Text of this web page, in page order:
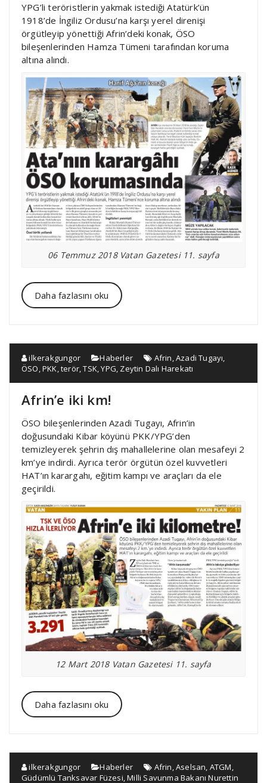
YPG’li teröristlerin yakmak istediği Atatürk’ün
1918’de İngiliz Ordusu’na karşı yerel direnişi
örgütleyip yönettiği Afrin’deki konak, ÖSO
bileşenlerinden Hamza Tümeni tarafından koruma
altına alındı.
06 Temmuz 2018 Vatan Gazetesi 11. sayfa
Daha fazlasını oku
ilkerakgungor Haberler Afrin,Azadi Tugayı,
ÖSO,PKK,terör,TSK,YPG, Zeytin Dalı Harekatı
Afrin’e iki km!
ÖSO bileşenlerinden Azadi Tugayı, Afrin’in
doğusundaki Kibar köyünü PKK/YPG’den
temizleyerek şehrin dış mahallelerine olan mesafeyi 2
km’ye indirdi. Ayrıca terör örgütün özel kuvvetleri
HAT’ın karargahı, eğitim kampı ve araçları da ele
geçirildi.
12 Mart 2018 Vatan Gazetesi 11. sayfa
Daha fazlasını oku
ilkerakgungor Haberler Afrin,Aselsan, ATGM,
Güdümlü Tanksavar Füzesi,Milli Savunma Bakanı Nurettin